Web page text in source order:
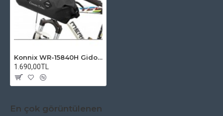
Konnix WR-15840H Gidon Çanta Su Geçirmez Siyah
1.690,00TL
En çok görüntülenen